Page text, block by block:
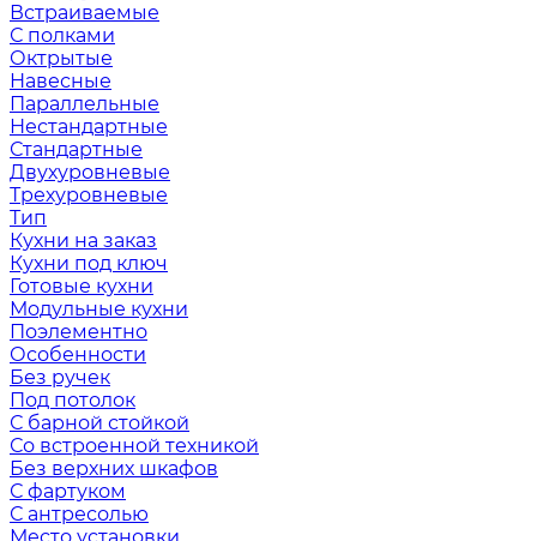
Встраиваемые
С полками
Октрытые
Навесные
Параллельные
Нестандартные
Стандартные
Двухуровневые
Трехуровневые
Тип
Кухни на заказ
Кухни под ключ
Готовые кухни
Модульные кухни
Поэлементно
Особенности
Без ручек
Под потолок
С барной стойкой
Со встроенной техникой
Без верхних шкафов
С фартуком
С антресолью